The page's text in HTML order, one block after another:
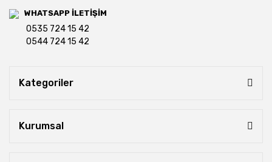
WHATSAPP İLETİŞİM
0535 724 15 42
0544 724 15 42
Kategoriler
Kurumsal